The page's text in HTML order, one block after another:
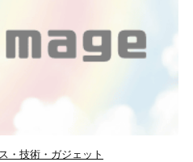

・技術・ガジェット